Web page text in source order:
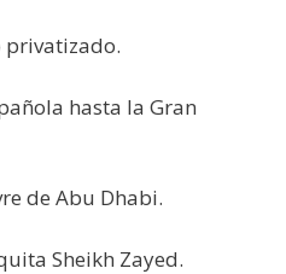
privatizado.
hasta la Gran
de Abu Dhabi.
Sheikh Zayed.